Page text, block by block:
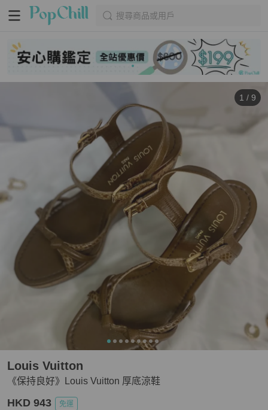
搜尋商品或用戶
1 / 9
《保持良好》Louis Vuitton 厚底涼鞋
Louis Vuitton
HKD 943 免運